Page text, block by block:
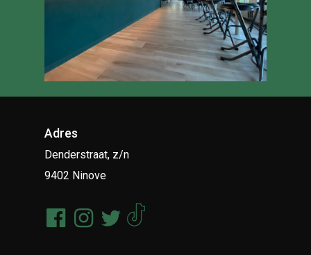
Adres
Denderstraat, z/n
9402 Ninove